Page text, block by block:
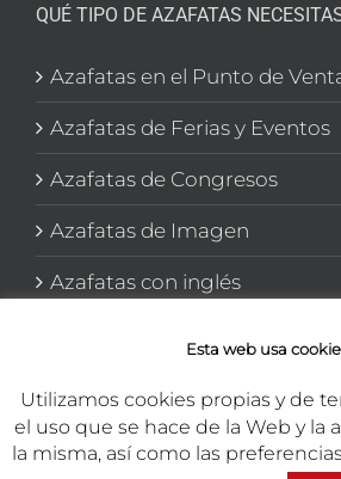
QUÉ TIPO DE AZAFATAS
Azafatas en el Punto de
Azafatas de Ferias y Eventos
Azafatas de Congresos
Azafatas de Imagen
Azafatas con inglés
Esta web usa
Utilizamos cookies propias y de
el uso que se hace de la Web y la
la misma, así como las